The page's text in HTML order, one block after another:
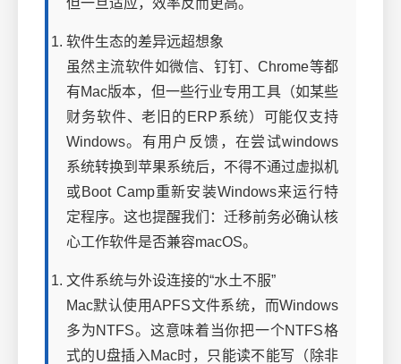
但一旦适应，效率反而更高。
软件生态的差异远超想象
虽然主流软件如微信、钉钉、Chrome等都
有Mac版本，但一些行业专用工具（如某些
财务软件、老旧的ERP系统）可能仅支持
Windows。有用户反馈，在尝试windows
系统转换到苹果系统后，不得不通过虚拟机
或Boot Camp重新安装Windows来运行特
定程序。这也提醒我们：迁移前务必确认核
心工作软件是否兼容macOS。
文件系统与外设连接的“水土不服”
Mac默认使用APFS文件系统，而Windows
多为NTFS。这意味着当你把一个NTFS格
式的U盘插入Mac时，只能读不能写（除非